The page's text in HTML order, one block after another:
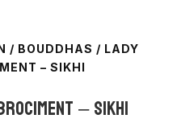
/ BOUDDHAS / LADY
– SIKHI
– SIKHI